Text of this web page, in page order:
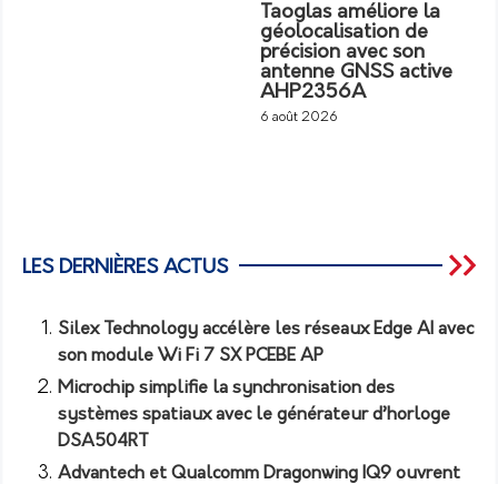
Taoglas améliore la
géolocalisation de
précision avec son
antenne GNSS active
AHP2356A
6 août 2026
LES DERNIÈRES ACTUS
Silex Technology accélère les réseaux Edge AI avec
son module Wi Fi 7 SX PCEBE AP
Microchip simplifie la synchronisation des
systèmes spatiaux avec le générateur d’horloge
DSA504RT
Advantech et Qualcomm Dragonwing IQ9 ouvrent